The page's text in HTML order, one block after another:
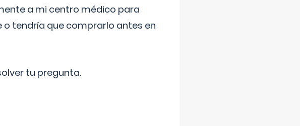
a mi centro médico para
tendría que comprarlo antes en
tu pregunta.